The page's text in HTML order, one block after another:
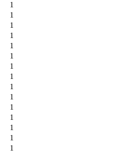
1
1
1
1
1
1
1
1
1
1
1
1
1
1
1